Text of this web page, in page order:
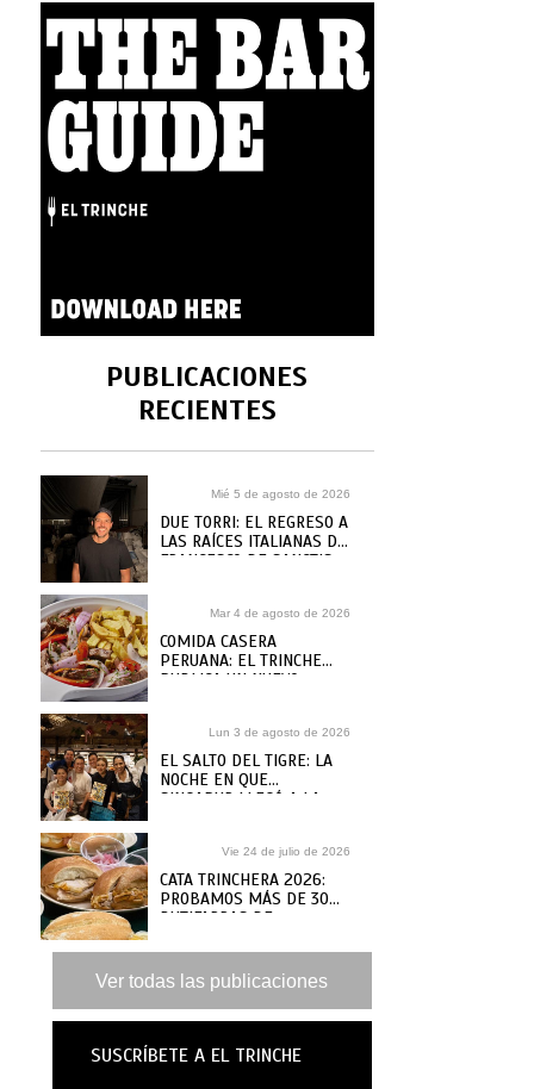
PUBLICACIONES
RECIENTES
Mié 5 de agosto de 2026
DUE TORRI: EL REGRESO A
LAS RAÍCES ITALIANAS DE
FRANCESCO DE SANCTIS
Mar 4 de agosto de 2026
COMIDA CASERA
PERUANA: EL TRINCHE
PUBLICA UN NUEVO
Lun 3 de agosto de 2026
EL SALTO DEL TIGRE: LA
NOCHE EN QUE
SINGAPUR LLEGÓ A LA
Vie 24 de julio de 2026
CATA TRINCHERA 2026:
PROBAMOS MÁS DE 30
BUTIFARRAS DE
DE ANTAÑO PARA ELEGIR
LAS MEJORES
Ver todas las publicaciones
SUSCRÍBETE A EL TRINCHE